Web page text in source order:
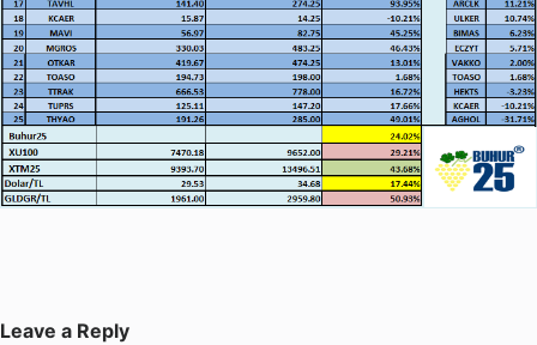
Leave a Reply